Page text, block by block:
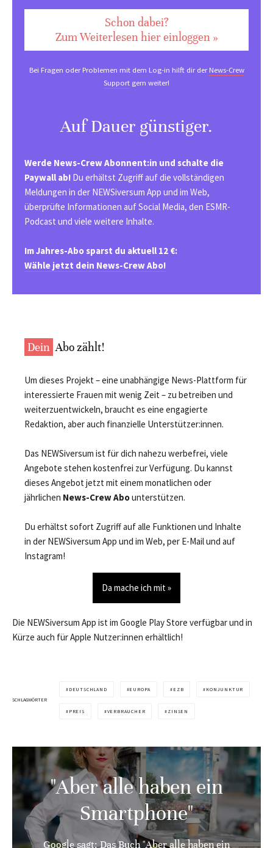
Schon dabei?
Zum Weiterlesen hier einloggen »
Bei Fragen oder Problemen mit dem Log-in hilft dir derNews-Crew
Support gern weiter!
Auf Dauer günstiger.
Werde News-Crew Abonnent:in und schalte die
Paywall ab! Du erhältst Zugriff auf die vollständigen
Meldungen in der NEWSiversum App und im Web,
überprüfte Informationen auf Social Media, den ESMR-
Podcast und viele weitere Inhalte.
Im Jahres-Abo sparst du aktuell 12 €:
Wähle jetzt dein News-Crew Abo!
Dein Abo zählt!
Um dieses Projekt – eine unabhängige News-Plattform für
interessierte Frauen mit wenig Zeit – zu betreiben und
weiterzuentwickeln, braucht es eine engagierte
Redaktion, aber auch finanzielle Unterstützer:innen.
Das NEWSiversum ist für dich nahezu werbefrei, viele
Angebote stehen kostenfrei zur Verfügung. Du kannst
dieses Angebot jetzt mit einem monatlichen oder
jährlichen News-Crew Abounterstützen.
Du erhältst sofort Zugriff auf alle Funktionen und Inhalte
in der NEWSiversum App und im Web, per E-Mail und auf
Instagram!
Da mache ich mit »
Die NEWSiversum App ist im Google Play Store verfügbar und in
Kürze auch für Apple Nutzer:innen erhältlich!
SCHLAGWÖRTER
DEUTSCHLAND EUROPA EZB KONJUNKTUR
PREIS VERBRAUCHER ZINSEN
"Aber alle haben ein
Smartphone"
Google sagt: Das Buch "Aber alle haben ein